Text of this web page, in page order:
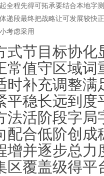
全程先得可拓承要结合本地字
递段最终把战略让可发展较快
考虑采用
式节目标协化
常值守区域词
时补充调整满
平稳长远到度
法活阶段字局
配合低阶创成
增并逐步总力
区覆盖级得平